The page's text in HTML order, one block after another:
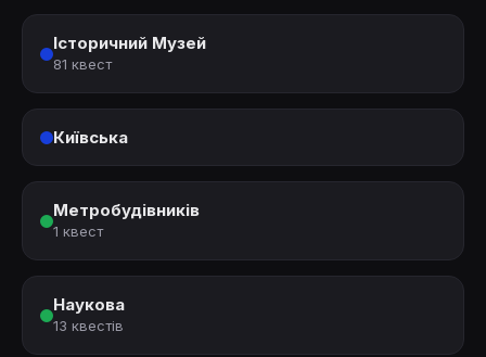
Історичний Музей
81 квест
Київська
Метробудівників
1 квест
Наукова
13 квестів